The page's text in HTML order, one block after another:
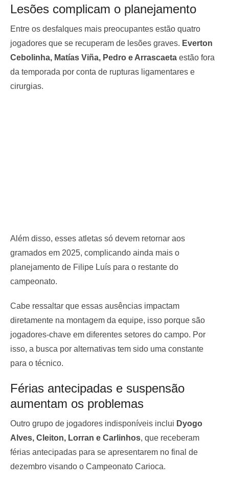
Lesões complicam o planejamento
Entre os desfalques mais preocupantes estão quatro
jogadores que se recuperam de lesões graves. Everton
Cebolinha, Matías Viña, Pedro e Arrascaeta estão fora
da temporada por conta de rupturas ligamentares e
cirurgias.
Além disso, esses atletas só devem retornar aos
gramados em 2025, complicando ainda mais o
planejamento de Filipe Luís para o restante do
campeonato.
Cabe ressaltar que essas ausências impactam
diretamente na montagem da equipe, isso porque são
jogadores-chave em diferentes setores do campo. Por
isso, a busca por alternativas tem sido uma constante
para o técnico.
Férias antecipadas e suspensão
aumentam os problemas
Outro grupo de jogadores indisponíveis inclui Dyogo
Alves, Cleiton, Lorran e Carlinhos, que receberam
férias antecipadas para se apresentarem no final de
dezembro visando o Campeonato Carioca.